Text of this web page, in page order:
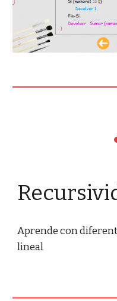
Aprende con
lineal